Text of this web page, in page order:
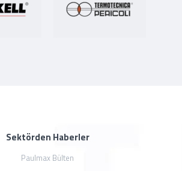
Sektörden Haberler
Paulmax Bülten